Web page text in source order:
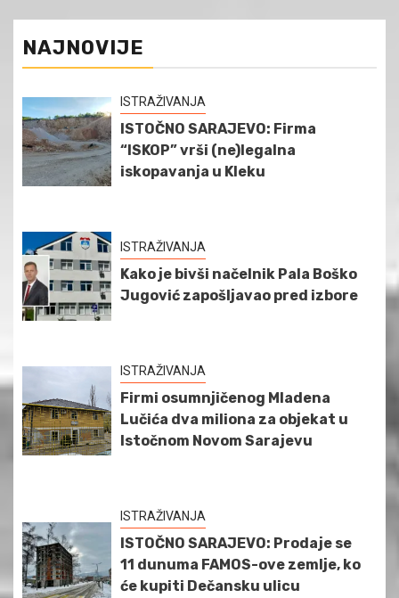
NAJNOVIJE
ISTRAŽIVANJA
ISTOČNO SARAJEVO: Firma
“ISKOP” vrši (ne)legalna
iskopavanja u Kleku
ISTRAŽIVANJA
Kako je bivši načelnik Pala Boško
Jugović zapošljavao pred izbore
ISTRAŽIVANJA
Firmi osumnjičenog Mladena
Lučića dva miliona za objekat u
Istočnom Novom Sarajevu
ISTRAŽIVANJA
ISTOČNO SARAJEVO: Prodaje se
11 dunuma FAMOS-ove zemlje, ko
će kupiti Dečansku ulicu